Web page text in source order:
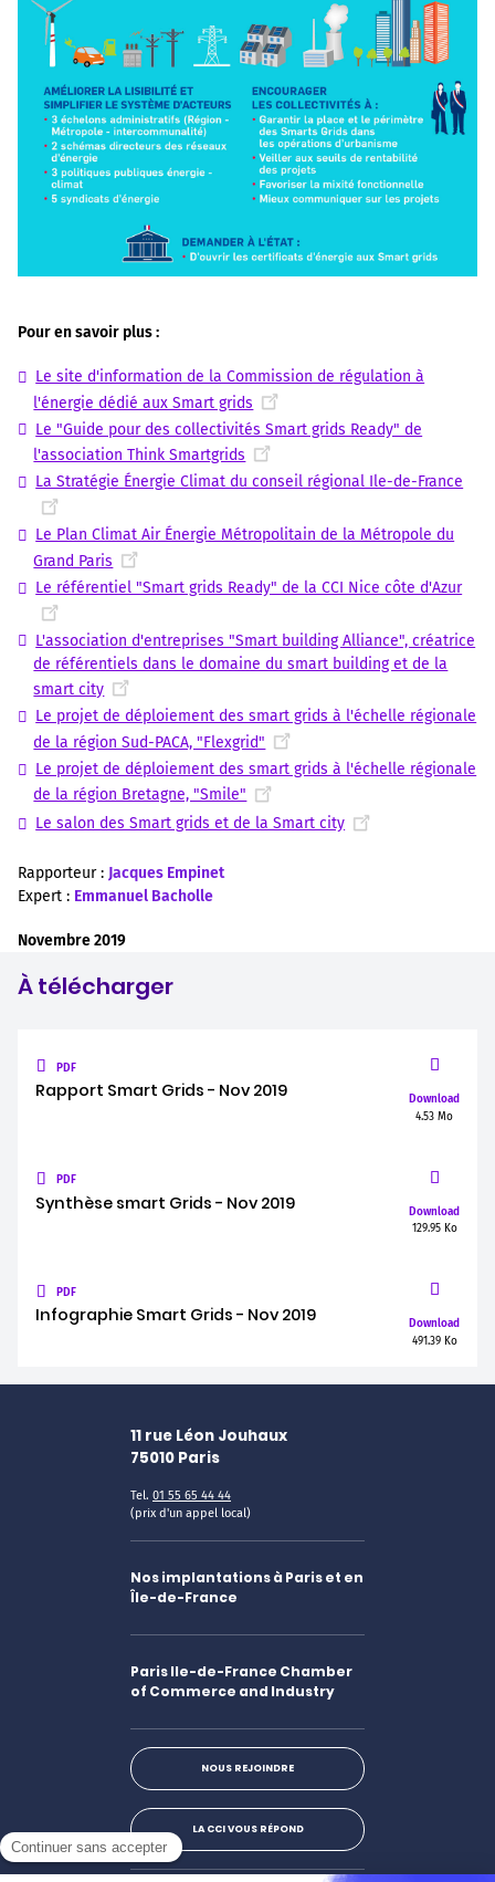
Pour en savoir plus :
Le site d'information de la Commission de régulation à
l'énergie dédié aux Smart grids
Le "Guide pour des collectivités Smart grids Ready" de
l'association Think Smartgrids
La Stratégie Énergie Climat du conseil régional Ile-de-France
Le Plan Climat Air Énergie Métropolitain de la Métropole du
Grand Paris
Le référentiel "Smart grids Ready" de la CCI Nice côte d'Azur
L'association d'entreprises "Smart building Alliance", créatrice
de référentiels dans le domaine du smart building et de la
smart city
Le projet de déploiement des smart grids à l'échelle régionale
de la région Sud-PACA, "Flexgrid"
Le projet de déploiement des smart grids à l'échelle régionale
de la région Bretagne, "Smile"
Le salon des Smart grids et de la Smart city
Rapporteur : Jacques Empinet
Expert : Emmanuel Bacholle
Novembre 2019
À télécharger
PDF
Rapport Smart Grids - Nov 2019
Download
4.53 Mo
PDF
Synthèse smart Grids - Nov 2019
Download
129.95 Ko
PDF
Infographie Smart Grids - Nov 2019
Download
491.39 Ko
11 rue Léon Jouhaux
75010 Paris
Tel. 01 55 65 44 44
(prix d'un appel local)
Nos implantations à Paris et en
Île-de-France
Paris Ile-de-France Chamber
of Commerce and Industry
NOUS REJOINDRE
LA CCI VOUS RÉPOND